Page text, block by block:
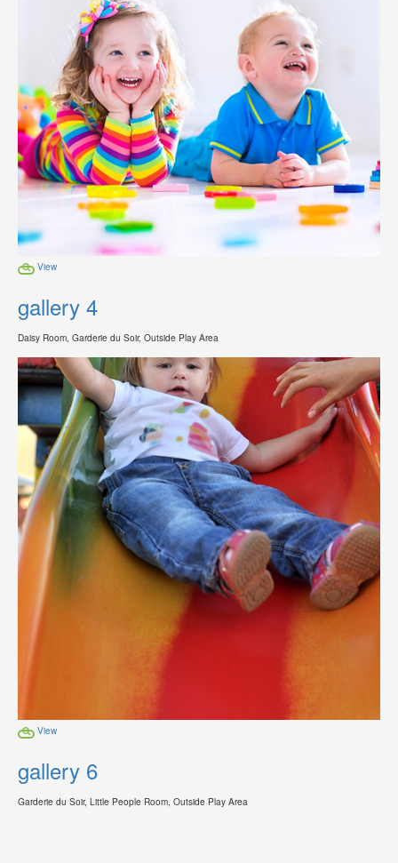
View
gallery 4
Daisy Room, Garderie du Soir, Outside Play Area
View
gallery 6
Garderie du Soir, Little People Room, Outside Play Area